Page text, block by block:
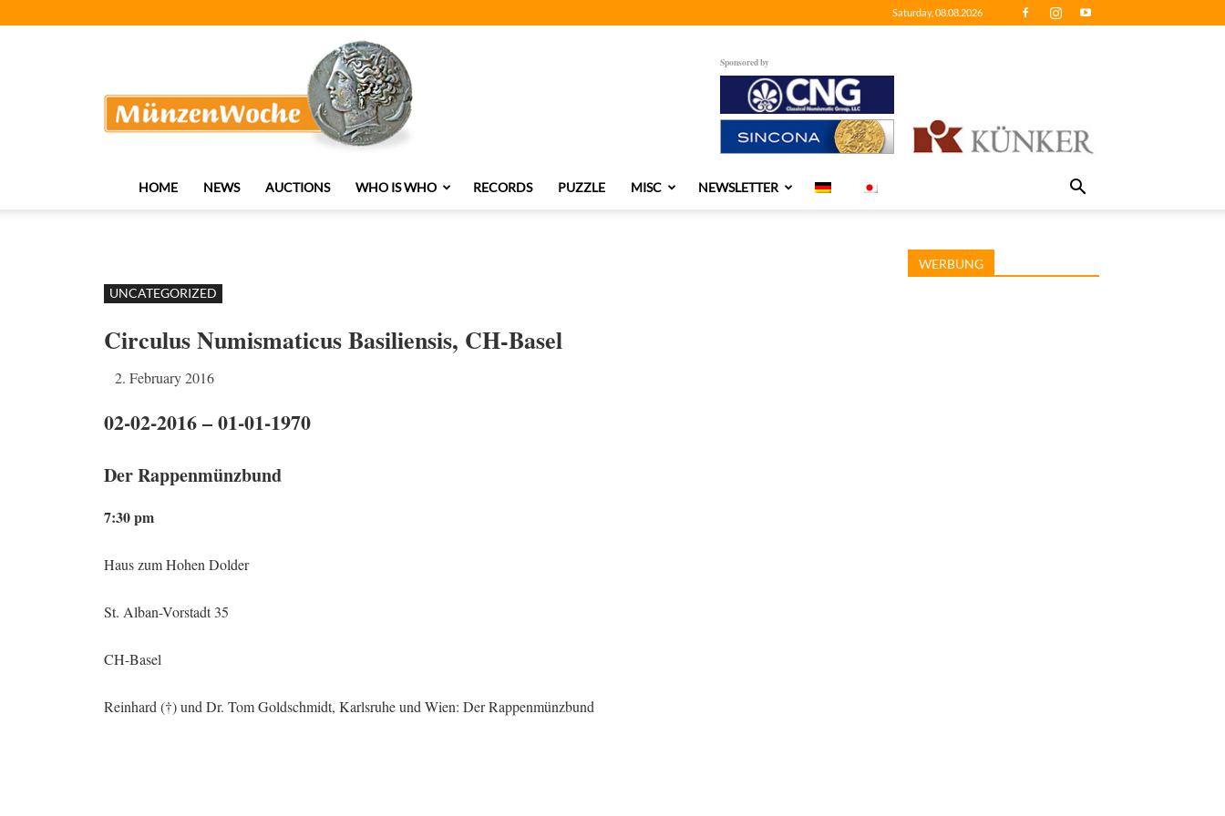
Saturday, 08.08.2026
Sponsored by
HOME NEWS AUCTIONS WHO IS WHO RECORDS PUZZLE MISC NEWSLETTER
UNCATEGORIZED
Circulus Numismaticus Basiliensis, CH-Basel
2. February 2016
02-02-2016 – 01-01-1970
Der Rappenmünzbund
7:30 pm
Haus zum Hohen Dolder
St. Alban-Vorstadt 35
CH-Basel
Reinhard (†) und Dr. Tom Goldschmidt, Karlsruhe und Wien: Der Rappenmünzbund
WERBUNG